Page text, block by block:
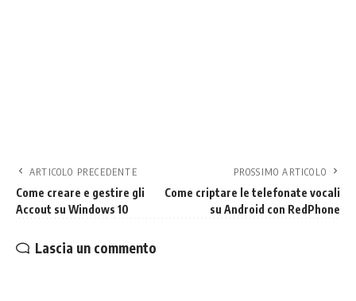
ARTICOLO PRECEDENTE
Come creare e gestire gli
Accout su Windows 10
PROSSIMO ARTICOLO
Come criptare le telefonate vocali
su Android con RedPhone
Lascia un commento